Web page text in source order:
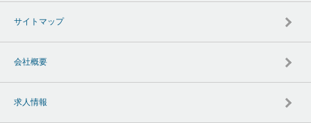
サイトマップ
会社概要
求人情報